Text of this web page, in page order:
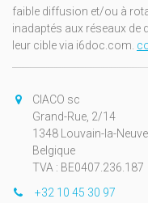
faible diffusion et/ou à
inadaptés aux réseaux de
leur cible via i6doc.com.
CIACO sc
Grand-Rue, 2/14
1348 Louvain-la-Neuve
Belgique
TVA : BE0407.236.187
+32 10 45 30 97